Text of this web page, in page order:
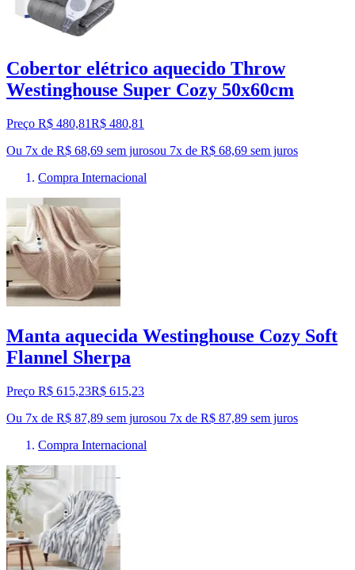
Cobertor elétrico aquecido Throw
Westinghouse Super Cozy 50x60cm
Preço R$ 480,81R$ 480,81
Ou 7x de R$ 68,69 sem jurosou 7x de R$ 68,69 sem juros
Compra Internacional
Manta aquecida Westinghouse Cozy Soft
Flannel Sherpa
Preço R$ 615,23R$ 615,23
Ou 7x de R$ 87,89 sem jurosou 7x de R$ 87,89 sem juros
Compra Internacional